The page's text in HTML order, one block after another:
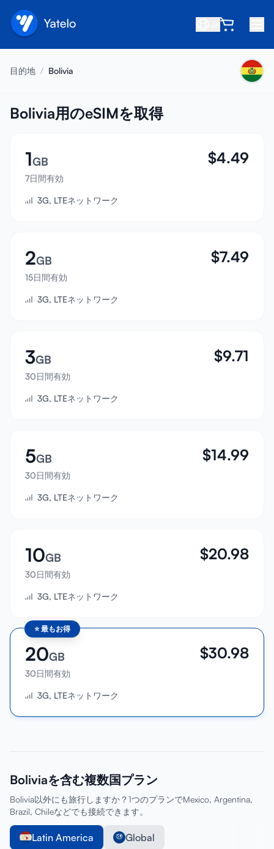
会社概要
友達を紹介
アフィリエイトになる
ヘルプセンター
サポート
デバイス互換性
サインイン
目的地 / Bolivia
Bolivia用のeSIMを取得
1GB
7日間有効
$4.49
3G, LTEネットワーク
2GB
15日間有効
$7.49
3G, LTEネットワーク
3GB
30日間有効
$9.71
3G, LTEネットワーク
5GB
30日間有効
$14.99
3G, LTEネットワーク
10GB
30日間有効
$20.98
3G, LTEネットワーク
⭐最もお得
20GB
30日間有効
$30.98
3G, LTEネットワーク
Boliviaを含む複数国プラン
Bolivia以外にも旅行しますか？1つのプランでMexico, Argentina,
Brazil, Chileなどでも接続できます。
Latin America Global